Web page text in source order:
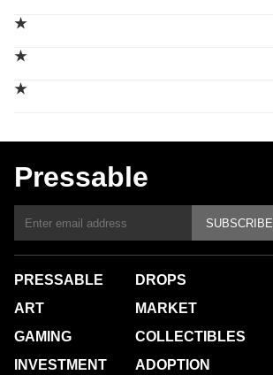
★
★
★
Pressable
SUBSCRIBE
PRESSABLE
ART
GAMING
INVESTMENT
DROPS
MARKET
COLLECTIBLES
ADOPTION